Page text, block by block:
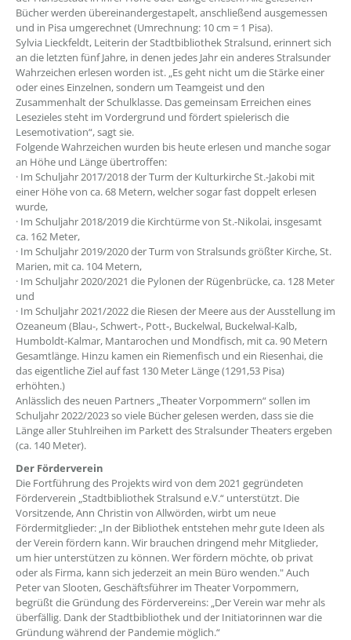
Bücher werden übereinandergestapelt, anschließend ausgemessen
und in Pisa umgerechnet (Umrechnung: 10 cm = 1 Pisa).
Sylvia Lieckfeldt, Leiterin der Stadtbibliothek Stralsund, erinnert sich
an die letzten fünf Jahre, in denen jedes Jahr ein anderes Stralsunder
Wahrzeichen erlesen worden ist. „Es geht nicht um die Stärke einer
oder eines Einzelnen, sondern um Teamgeist und den
Zusammenhalt der Schulklasse. Das gemeinsam Erreichen eines
Lesezieles steht im Vordergrund und fördert spielerisch die
Lesemotivation“, sagt sie.
Folgende Wahrzeichen wurden bis heute erlesen und manche sogar
an Höhe und Länge übertroffen:
· Im Schuljahr 2017/2018 der Turm der Kulturkirche St.-Jakobi mit
einer Höhe von ca. 68 Metern, welcher sogar fast doppelt erlesen
wurde,
· Im Schuljahr 2018/2019 die Kirchtürme von St.-Nikolai, insgesamt
ca. 162 Meter,
· Im Schuljahr 2019/2020 der Turm von Stralsunds größter Kirche, St.
Marien, mit ca. 104 Metern,
· Im Schuljahr 2020/2021 die Pylonen der Rügenbrücke, ca. 128 Meter
und
· Im Schuljahr 2021/2022 die Riesen der Meere aus der Ausstellung im
Ozeaneum (Blau-, Schwert-, Pott-, Buckelwal, Buckelwal-Kalb,
Humboldt-Kalmar, Mantarochen und Mondfisch, mit ca. 90 Metern
Gesamtlänge. Hinzu kamen ein Riemenfisch und ein Riesenhai, die
das eigentliche Ziel auf fast 130 Meter Länge (1291,53 Pisa)
erhöhten.)
Anlässlich des neuen Partners „Theater Vorpommern“ sollen im
Schuljahr 2022/2023 so viele Bücher gelesen werden, dass sie die
Länge aller Stuhlreihen im Parkett des Stralsunder Theaters ergeben
(ca. 140 Meter).
Der Förderverein
Die Fortführung des Projekts wird von dem 2021 gegründeten
Förderverein „Stadtbibliothek Stralsund e.V.“ unterstützt. Die
Vorsitzende, Ann Christin von Allwörden, wirbt um neue
Fördermitglieder: „In der Bibliothek entstehen mehr gute Ideen als
der Verein fördern kann. Wir brauchen dringend mehr Mitglieder,
um hier unterstützen zu können. Wer fördern möchte, ob privat
oder als Firma, kann sich jederzeit an mein Büro wenden." Auch
Peter van Slooten, Geschäftsführer im Theater Vorpommern,
begrüßt die Gründung des Fördervereins: „Der Verein war mehr als
überfällig. Dank der Stadtbibliothek und der Initiatorinnen war die
Gründung während der Pandemie möglich.“